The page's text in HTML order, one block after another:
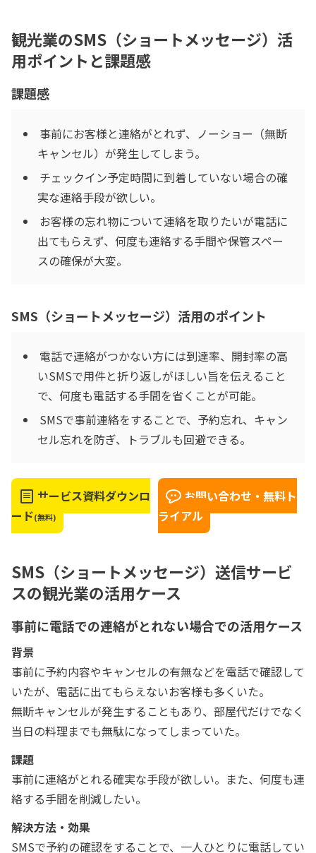
観光業のSMS（ショートメッセージ）活
用ポイントと課題感
課題感
事前にお客様と連絡がとれず、ノーショー（無断
キャンセル）が発生してしまう。
チェックイン予定時間に到着していない場合の確
実な連絡手段が欲しい。
お客様の忘れ物について連絡を取りたいが電話に
出てもらえず、何度も連絡する手間や保管スペー
スの確保が大変。
SMS（ショートメッセージ）活用のポイント
電話で連絡がつかない方には到達率、開封率の高
いSMSで用件と折り返しがほしい旨を伝えること
で、何度も電話する手間を省くことが可能。
SMSで事前連絡をすることで、予約忘れ、キャン
セル忘れを防ぎ、トラブルも回避できる。
サービス資料ダウンロ
ード(無料)
お問い合わせ・無料ト
ライアル
SMS（ショートメッセージ）送信サービ
スの観光業の活用ケース
事前に電話での連絡がとれない場合での活用ケース
背景
事前に予約内容やキャンセルの有無などを電話で確認して
いたが、電話に出てもらえないお客様も多くいた。
無断キャンセルが発生することもあり、部屋代だけでなく
当日の料理までも無駄になってしまっていた。
課題
事前に連絡がとれる確実な手段が欲しい。また、何度も連
絡する手間を削減したい。
解決方法・効果
SMSで予約の確認をすることで、一人ひとりに電話してい